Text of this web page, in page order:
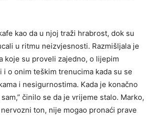
kao da u njoj traži hrabrost, dok su
u ritmu neizvjesnosti. Razmišljala je
koje su proveli zajedno, o lijepim
i o onim teškim trenucima kada su se
i nesigurnostima. Kada je konačno
činilo se da je vrijeme stalo. Marko,
ton, nije mogao pronaći prave